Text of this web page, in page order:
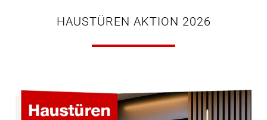
HAUSTÜREN AKTION 2026